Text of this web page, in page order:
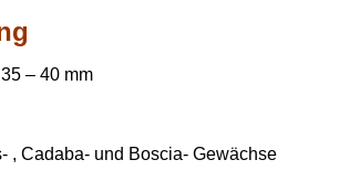
– 40 mm
, Cadaba- und Boscia- Gewächse